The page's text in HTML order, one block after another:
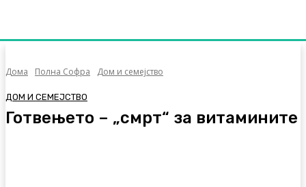
Дома Полна Софра Дом и семејство
ДОМ И СЕМЕЈСТВО
Готвењето – „смрт“ за витамините